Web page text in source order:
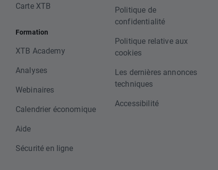
Carte XTB
Formation
XTB Academy
Analyses
Webinaires
Calendrier économique
Aide
Sécurité en ligne
Politique de
confidentialité
Politique relative aux
cookies
Les dernières annonces
techniques
Accessibilité